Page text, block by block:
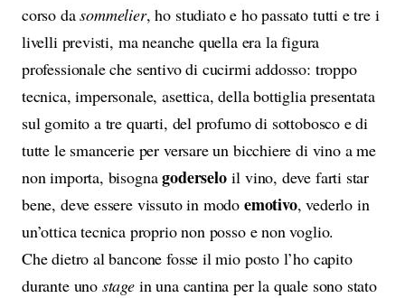
corso dasommelier, ho studiato e ho passato tutti e tre i
livelli previsti, ma neanche quella era la figura
professionale che sentivo di cucirmi addosso: troppo
tecnica, impersonale, asettica, della bottiglia presentata
sul gomito a tre quarti, del profumo di sottobosco e di
tutte le smancerie per versare un bicchiere di vino a me
non importa, bisognagoderseloil vino, deve farti star
bene, deve essere vissuto in modo emotivo, vederlo in
un’ottica tecnica proprio non posso e non voglio.
Che dietro al bancone fosse il mio posto l’ho capito
durante uno stage in una cantina per la quale sono stato